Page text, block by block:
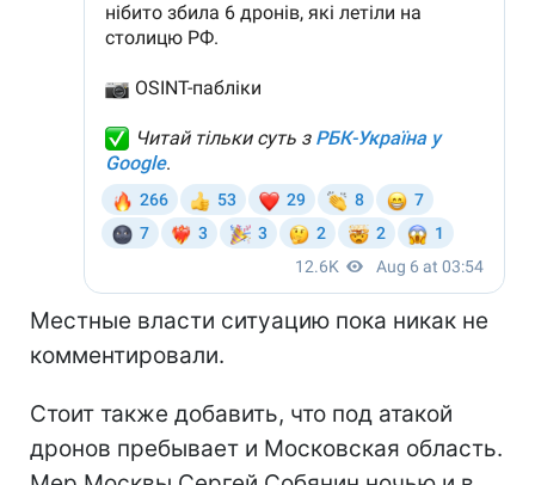
Местные власти ситуацию пока никак не
комментировали.
Стоит также добавить, что под атакой
дронов пребывает и Московская область.